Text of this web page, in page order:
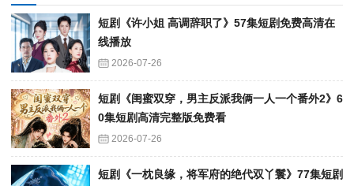
短剧《许小姐 高调辞职了》57集短剧免费高清在
线播放
2026-07-26
短剧《闺蜜双穿，男主反派我俩一人一个番外2》6
0集短剧高清完整版免费看
2026-07-26
短剧《一枕良缘，将军府的绝代双丫鬟》77集短剧